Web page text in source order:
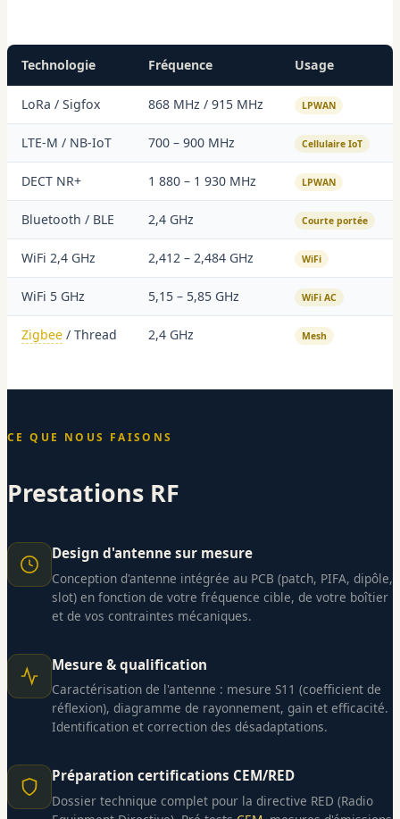
Technologie Fréquence Usage
LoRa / Sigfox 868 MHz / 915 MHz LPWAN
LTE-M / NB-IoT 700 – 900 MHz Cellulaire IoT
DECT NR+ 1 880 – 1 930 MHz LPWAN
Bluetooth / BLE 2,4 GHz Courte portée
WiFi 2,4 GHz 2,412 – 2,484 GHz WiFi
WiFi 5 GHz 5,15 – 5,85 GHz WiFi AC
Zigbee / Thread 2,4 GHz Mesh
CE QUE NOUS FAISONS
Prestations RF
Design d'antenne sur mesure
Conception d'antenne intégrée au PCB (patch, PIFA, dipôle,
slot) en fonction de votre fréquence cible, de votre boîtier
et de vos contraintes mécaniques.
Mesure & qualification
Caractérisation de l'antenne : mesure S11 (coefficient de
réflexion), diagramme de rayonnement, gain et efficacité.
Identification et correction des désadaptations.
Préparation certifications CEM/RED
Dossier technique complet pour la directive RED (Radio